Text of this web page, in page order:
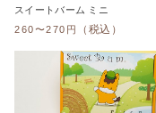
スイートバーム ミニ
260〜270円
（税込）
ショッピングガイド
ブログ